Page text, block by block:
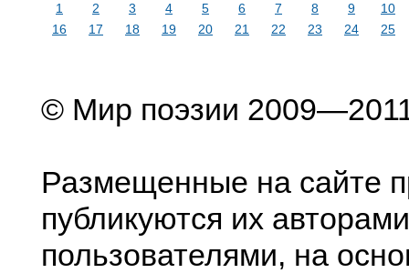
1 2 3 4 5 6 7 8 9
10
16
17 18 19 20 21 22 23 24 25
© Мир поэзии
Размещенные на сайте
публикуются их
пользователями, на